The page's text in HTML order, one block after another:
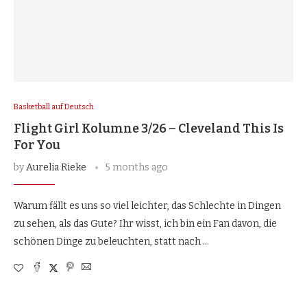
Basketball auf Deutsch
Flight Girl Kolumne 3/26 – Cleveland This Is
For You
byAurelia Rieke 5 months ago
Warum fällt es uns so viel leichter, das Schlechte in Dingen
zu sehen, als das Gute? Ihr wisst, ich bin ein Fan davon, die
schönen Dinge zu beleuchten, statt nach …